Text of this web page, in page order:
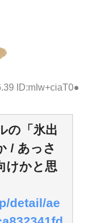
ID:mIw+ciaT0●
の「氷出
/ あっさ
けかと思
detail/ae